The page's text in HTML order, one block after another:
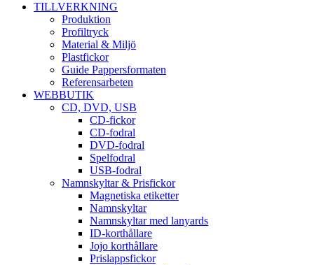
TILLVERKNING
Produktion
Profiltryck
Material & Miljö
Plastfickor
Guide Pappersformaten
Referensarbeten
WEBBUTIK
CD, DVD, USB
CD-fickor
CD-fodral
DVD-fodral
Spelfodral
USB-fodral
Namnskyltar & Prisfickor
Magnetiska etiketter
Namnskyltar
Namnskyltar med lanyards
ID-korthållare
Jojo korthållare
Prislappsfickor